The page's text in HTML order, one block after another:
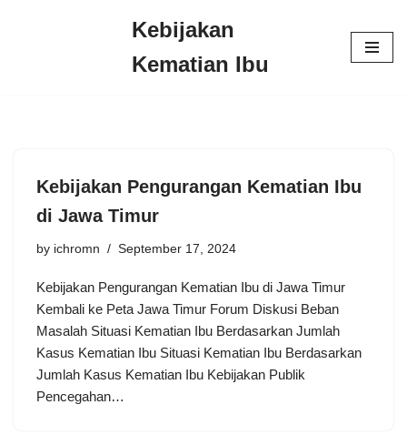
Kebijakan
Kematian Ibu
Kebijakan Pengurangan Kematian Ibu
di Jawa Timur
by ichromn September 17, 2024
Kebijakan Pengurangan Kematian Ibu di Jawa Timur
Kembali ke Peta Jawa Timur Forum Diskusi Beban
Masalah Situasi Kematian Ibu Berdasarkan Jumlah
Kasus Kematian Ibu Situasi Kematian Ibu Berdasarkan
Jumlah Kasus Kematian Ibu Kebijakan Publik
Pencegahan…